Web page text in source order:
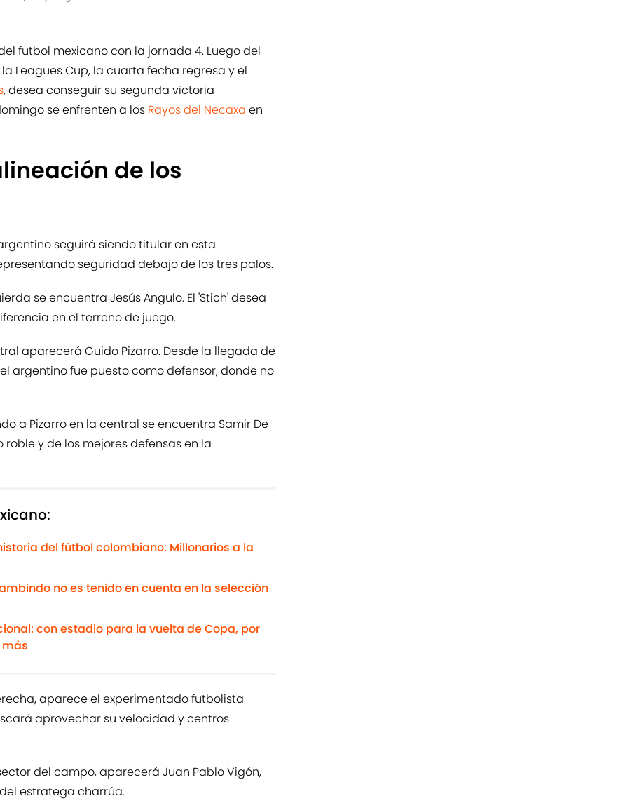
futbol mexicano con la jornada 4. Luego del
Leagues Cup, la cuarta fecha regresa y el
, desea conseguir su segunda victoria
se enfrenten a los Rayos del Necaxa en
de los
seguirá siendo titular en esta
seguridad debajo de los tres palos.
se encuentra Jesús Angulo. El 'Stich' desea
en el terreno de juego.
aparecerá Guido Pizarro. Desde la llegada de
argentino fue puesto como defensor, donde no
a Pizarro en la central se encuentra Samir De
roble y de los mejores defensas en la
del fútbol colombiano: Millonarios a la
no es tenido en cuenta en la selección
con estadio para la vuelta de Copa, por
más
aparece el experimentado futbolista
aprovechar su velocidad y centros
del campo, aparecerá Juan Pablo Vigón,
estratega charrúa.